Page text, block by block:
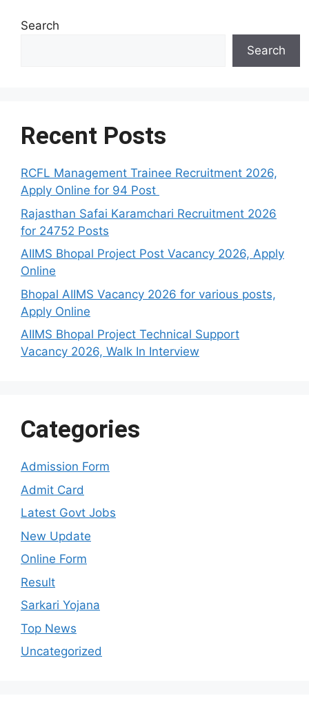
Search
Search
Recent Posts
RCFL Management Trainee Recruitment 2026,
Apply Online for 94 Post
Rajasthan Safai Karamchari Recruitment 2026
for 24752 Posts
AIIMS Bhopal Project Post Vacancy 2026, Apply
Online
Bhopal AIIMS Vacancy 2026 for various posts,
Apply Online
AIIMS Bhopal Project Technical Support
Vacancy 2026, Walk In Interview
Categories
Admission Form
Admit Card
Latest Govt Jobs
New Update
Online Form
Result
Sarkari Yojana
Top News
Uncategorized